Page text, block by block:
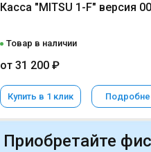
Касса "MITSU 1-F" версия
Товар в наличии
от 31 200 ₽
Купить в 1 клик
Приобретайте